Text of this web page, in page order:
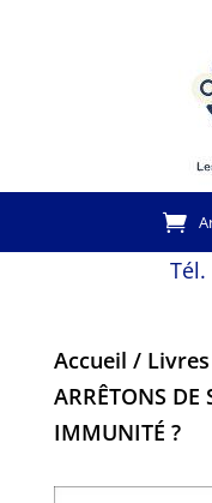
Tél.
Accueil / Livres
ARRÊTONS DE
IMMUNITÉ ?